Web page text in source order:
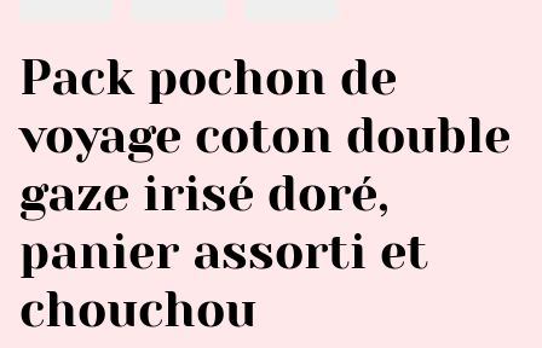
Pack pochon de
voyage coton double
gaze irisé doré,
panier assorti et
chouchou